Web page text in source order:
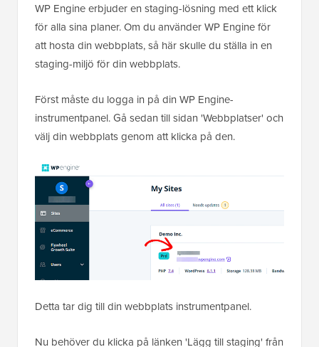
WP Engine erbjuder en staging-lösning med ett klick
för alla sina planer. Om du använder WP Engine för
att hosta din webbplats, så här skulle du ställa in en
staging-miljö för din webbplats.
Först måste du logga in på din WP Engine-
instrumentpanel. Gå sedan till sidan 'Webbplatser' och
välj din webbplats genom att klicka på den.
Detta tar dig till din webbplats instrumentpanel.
Nu behöver du klicka på länken 'Lägg till staging' från